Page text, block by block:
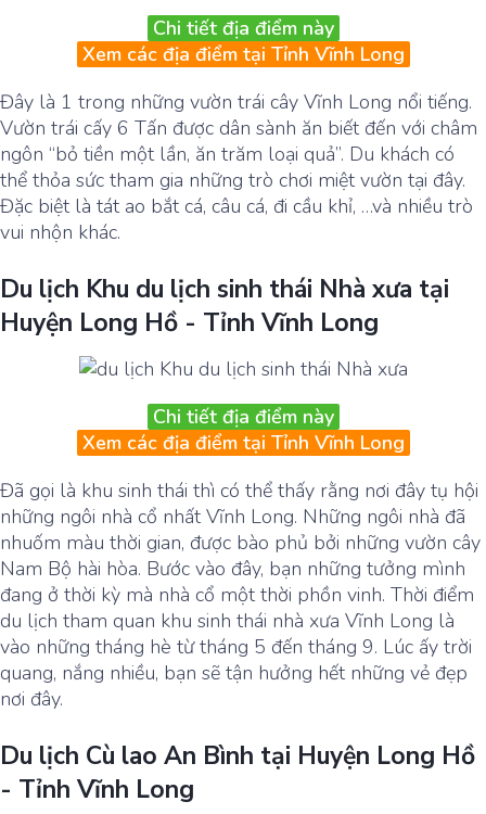
Chi tiết địa điểm này
Xem các địa điểm tại Tỉnh Vĩnh Long
Đây là 1 trong những vườn trái cây Vĩnh Long nổi tiếng.
Vườn trái cấy 6 Tấn được dân sành ăn biết đến với châm
ngôn “bỏ tiền một lần, ăn trăm loại quả”. Du khách có
thể thỏa sức tham gia những trò chơi miệt vườn tại đây.
Đặc biệt là tát ao bắt cá, câu cá, đi cầu khỉ, …và nhiều trò
vui nhộn khác.
Du lịch Khu du lịch sinh thái Nhà xưa tại
Huyện Long Hồ - Tỉnh Vĩnh Long
Chi tiết địa điểm này
Xem các địa điểm tại Tỉnh Vĩnh Long
Đã gọi là khu sinh thái thì có thể thấy rằng nơi đây tụ hội
những ngôi nhà cổ nhất Vĩnh Long. Những ngôi nhà đã
nhuốm màu thời gian, được bào phủ bởi những vườn cây
Nam Bộ hài hòa. Bước vào đây, bạn những tưởng mình
đang ở thời kỳ mà nhà cổ một thời phồn vinh. Thời điểm
du lịch tham quan khu sinh thái nhà xưa Vĩnh Long là
vào những tháng hè từ tháng 5 đến tháng 9. Lúc ấy trời
quang, nắng nhiều, bạn sẽ tận hưởng hết những vẻ đẹp
nơi đây.
Du lịch Cù lao An Bình tại Huyện Long Hồ
- Tỉnh Vĩnh Long